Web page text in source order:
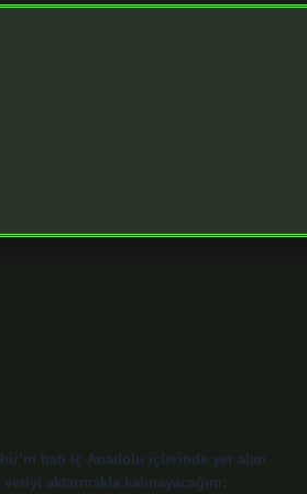
batı iç Anadolu içlerinde yer alan
aktarmakla kalmayacağım;